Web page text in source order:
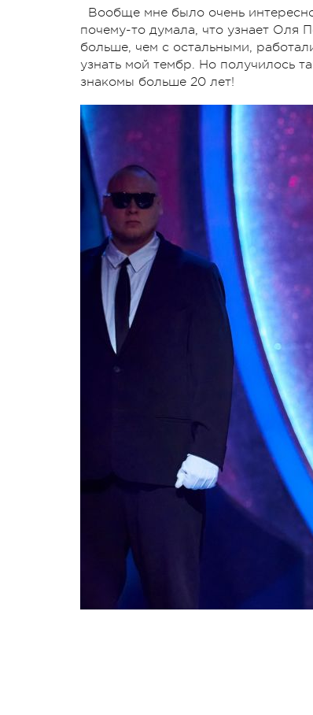
Вообще мне было очень
почему-то думала, что узнает Оля
больше, чем с остальными,
узнать мой тембр. Но получилось
знакомы больше 20 лет!